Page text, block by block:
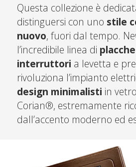
Questa collezione è
distinguersi con uno stile
nuovo, fuori dal tempo.
l’incredibile linea di
interruttori a levetta e
rivoluziona l’impianto
design minimalisti in
Corian®, estremamente
dall’accento moderno ed